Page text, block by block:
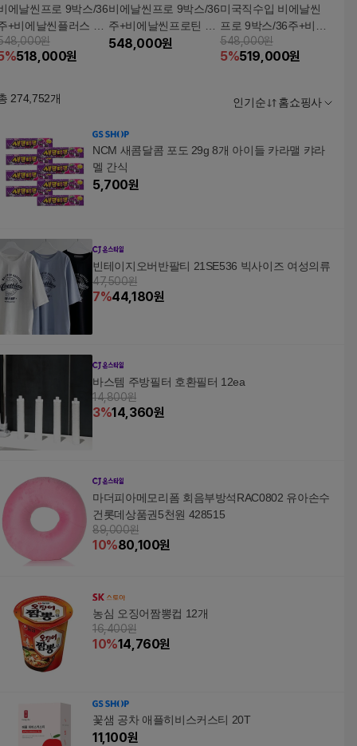
에날씬프로 9박스/36
+비에날씬플러스 6
스(60포)+모바일상
권 5만원
원
%518,000원
비에날씬프로 9박스/36
주+비에날씬프로틴 14
포+보틀+플러스 10포
548,000원
미국직수입 비에날씬
프로 9박스/36주+비에
날씬슬림+3박스(30포)
+모바일상품권 5만원
548,000원
5%519,000원
274,752개 인기순 홈쇼핑사
NCM 새콤달콤 포도 29g 8개 아이들 카라맬 캬라
멜 간식
5,700원
빈테이지오버반팔티 21SE536 빅사이즈 여성의류
47,500원
7%44,180원
바스템 주방필터 호환필터 12ea
14,800원
3%14,360원
마더피아메모리폼 회음부방석RAC0802 유아손수
건롯데상품권5천원 428515
89,000원
10%80,100원
농심 오징어짬뽕컵 12개
16,400원
10%14,760원
꽃샘 공차 애플히비스커스티 20T
11,100원